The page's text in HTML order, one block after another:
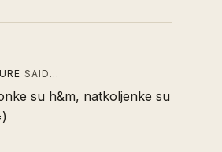
SAID…
su h&m, natkoljenke su